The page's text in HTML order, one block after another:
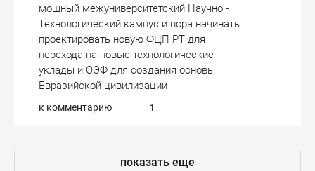
мощный межуниверситетский Научно -
Технологический кампус и пора начинать
проектировать новую ФЦП РТ для
перехода на новые технологические
уклады и ОЭФ для создания основы
Евразийской цивилизации
к комментарию 1
показать еще